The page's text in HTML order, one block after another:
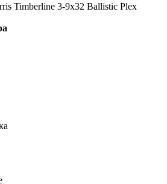
Timberline 3-9x32 Ballistic Plex